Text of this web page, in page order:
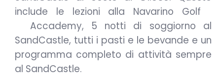
include le lezioni alla Navarino Golf
Accademy, 5 notti di soggiorno al
SandCastle, tutti i pasti e le bevande e un
programma completo di attività sempre
al SandCastle.